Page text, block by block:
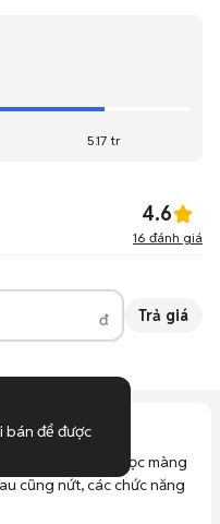
5.17 tr
4.6
16 đánh giá
đ Trả giá
nguyên zin, sọc màng
cũng nứt, các chức năng
bán để được